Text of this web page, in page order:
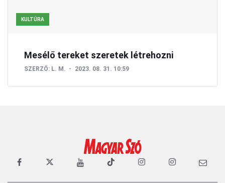
KULTÚRA
Mesélő tereket szeretek létrehozni
SZERZŐ: L. M. 2023. 08. 31. 10:59